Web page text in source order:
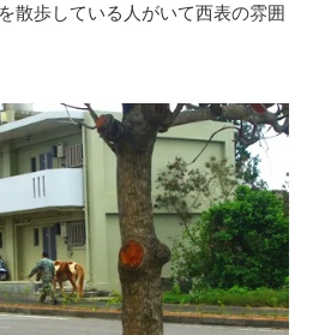
散歩している人がいて西表の雰囲